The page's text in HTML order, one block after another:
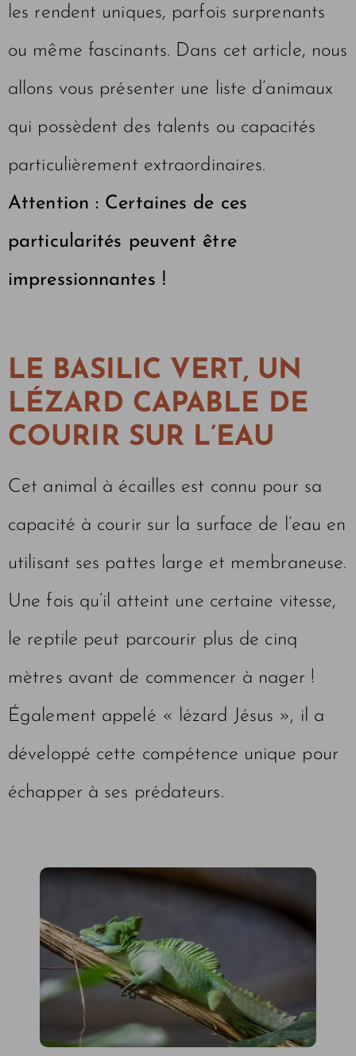
les rendent uniques, parfois surprenants
ou même fascinants. Dans cet article, nous
allons vous présenter une liste d’animaux
qui possèdent des talents ou capacités
particulièrement extraordinaires.
Attention : Certaines de ces
particularités peuvent être
impressionnantes !
LE BASILIC VERT, UN
LÉZARD CAPABLE DE
COURIR SUR L’EAU
Cet animal à écailles est connu pour sa
capacité à courir sur la surface de l’eau en
utilisant ses pattes large et membraneuse.
Une fois qu’il atteint une certaine vitesse,
le reptile peut parcourir plus de cinq
mètres avant de commencer à nager !
Également appelé « lézard Jésus », il a
développé cette compétence unique pour
échapper à ses prédateurs.